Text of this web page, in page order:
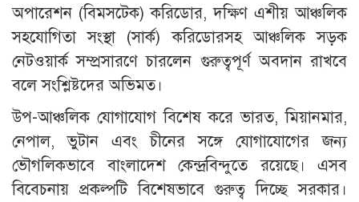
অপারেশন (বিমসটেক) করিডোর, দক্ষিণ এশীয় আঞ্চলিক
সহযোগিতা সংস্থা (সার্ক) করিডোরসহ আঞ্চলিক সড়ক
নেটওয়ার্ক সম্প্রসারণে চারলেন গুরুত্বপূর্ণ অবদান রাখবে
বলে সংশ্লিষ্টদের অভিমত।
উপ-আঞ্চলিক যোগাযোগ বিশেষ করে ভারত, মিয়ানমার,
নেপাল, ভুটান এবং চীনের সঙ্গে যোগাযোগের জন্য
ভৌগলিকভাবে বাংলাদেশ কেন্দ্রবিন্দুতে রয়েছে। এসব
বিবেচনায় প্রকল্পটি বিশেষভাবে গুরুত্ব দিচ্ছে সরকার।